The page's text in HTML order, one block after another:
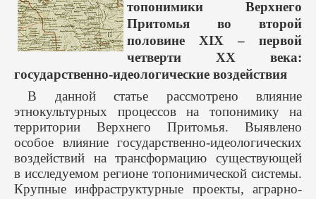
топонимики Верхнего
Притомья во второй
половине XIX – первой
четверти XX века:
государственно-идеологические воздействия
В данной статье рассмотрено влияние
этнокультурных процессов на топонимику на
территории Верхнего Притомья. Выявлено
особое влияние государственно-идеологических
воздействий на трансформацию существующей
в исследуемом регионе топонимической системы.
Крупные инфраструктурные проекты, аграрно-